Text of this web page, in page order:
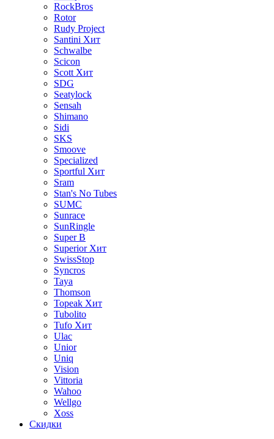
RockBros
Rotor
Rudy Project
Santini Хит
Schwalbe
Scicon
Scott Хит
SDG
Seatylock
Sensah
Shimano
Sidi
SKS
Smoove
Specialized
Sportful Хит
Sram
Stan's No Tubes
SUMC
Sunrace
SunRingle
Super B
Superior Хит
SwissStop
Syncros
Taya
Thomson
Topeak Хит
Tubolito
Tufo Хит
Ulac
Unior
Uniq
Vision
Vittoria
Wahoo
Wellgo
Xoss
Скидки